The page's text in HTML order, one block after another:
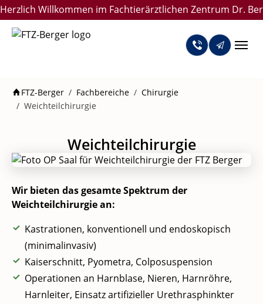
Skip to main navigation
Skip to main content
Skip to page footer
Herzlich Willkommen im Fachtierärztlichen Zentrum Dr.
You are here:
FTZ-Berger Fachbereiche
Chirurgie
Weichteilchirurgie
Weichteilchirurgie
Wir bieten das gesamte Spektrum der
Weichteilchirurgie an:
Kastrationen, konventionell und endoskopisch
(minimalinvasiv)
Kaiserschnitt, Pyometra, Colposuspension
Operationen an Harnblase, Nieren, Harnröhre,
Harnleiter, Einsatz artifizieller Urethrasphinkter